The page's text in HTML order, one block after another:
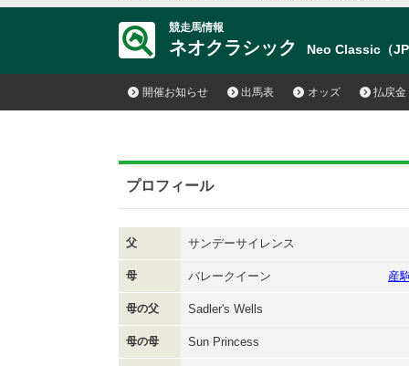
競走馬情報
ネオクラシック Neo Classic（
開催お知らせ 出馬表 オッズ 払戻金
プロフィール
父 サンデーサイレンス
母 バレークイーン 産
母の父 Sadler's Wells
母の母 Sun Princess